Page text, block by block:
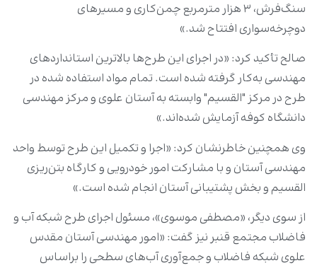
سنگ‌فرش، ۳ هزار مترمربع چمن‌کاری و مسیرهای
دوچرخه‌سواری افتتاح شد.»
صالح تأکید کرد: «در اجرای این طرح‌ها بالاترین استانداردهای
مهندسی به‌کار گرفته شده است. تمام مواد استفاده ‌شده در
طرح در مرکز "القسیم" وابسته به آستان علوی و مرکز مهندسی
دانشگاه کوفه آزمایش شده‌اند.»
وی همچنین خاطرنشان کرد: «اجرا و تکمیل این طرح توسط واحد
مهندسی آستان و با مشارکت امور خودرویی و کارگاه بتن‌ریزی
القسیم و بخش‌ پشتیبانی آستان انجام شده است.»
از سوی دیگر، «مصطفی موسوی»، مسئول اجرای طرح شبکه آب و
فاضلاب مجتمع قنبر نیز گفت: «امور مهندسی آستان مقدس
علوی شبکه فاضلاب و جمع‌آوری آب‌های سطحی را براساس